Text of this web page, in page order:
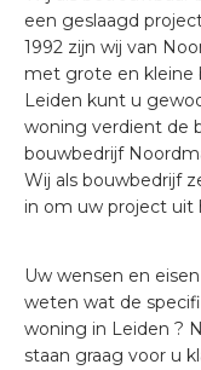
een geslaagd
1992 zijn wij van
met grote en kleine
Leiden kunt u
woning verdient de
bouwbedrijf
Wij als bouwbedrijf
in om uw project uit
Uw wensen en
weten wat de
woning in Leiden ?
staan graag voor u